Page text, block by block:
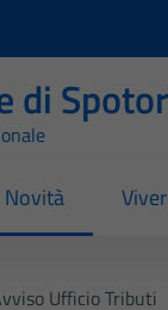
di
Novità
Ufficio Tributi